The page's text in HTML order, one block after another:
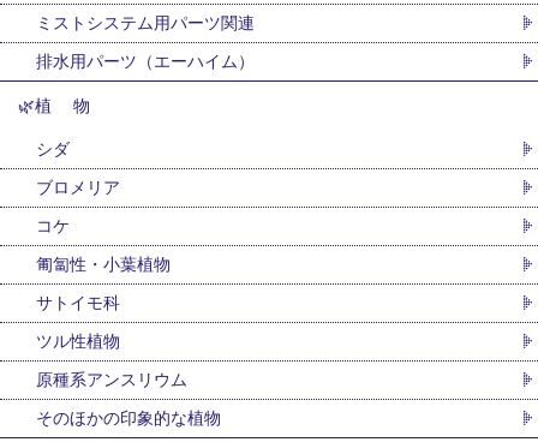
ミストシステム用パーツ関連
排水用パーツ（エーハイム）
🌿植 物
シダ
ブロメリア
コケ
匍匐性・小葉植物
サトイモ科
ツル性植物
原種系アンスリウム
そのほかの印象的な植物